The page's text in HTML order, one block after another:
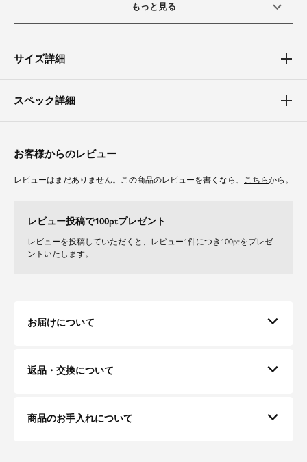
【ウエスト】【ヒップ】【太もも】
バルーンシルエットがヒップや太ももまわりをふんわり包み込み、下半身を
もっと見る
サイズ詳細
スペック詳細
お客様からのレビュー
レビューはまだありません。この商品のレビューを書くなら、 こちらから。
レビュー投稿で100ptプレゼント
レビューを投稿していただくと、レビュー1件につき100ptをプレゼ
ントいたします。
お届けについて
返品・交換について
商品のお手入れについて